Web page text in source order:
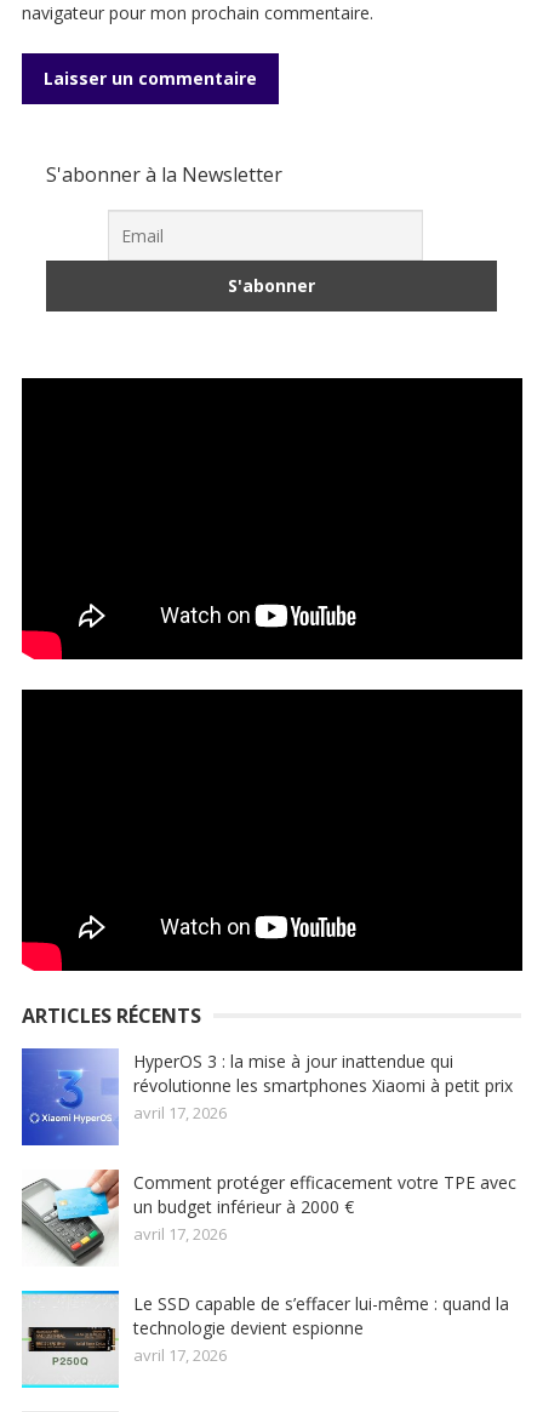
navigateur pour mon prochain commentaire.
S'abonner à la Newsletter
ARTICLES RÉCENTS
HyperOS 3 : la mise à jour inattendue qui
révolutionne les smartphones Xiaomi à petit prix
avril 17, 2026
Comment protéger efficacement votre TPE avec
un budget inférieur à 2000 €
avril 17, 2026
Le SSD capable de s’effacer lui-même : quand la
technologie devient espionne
avril 17, 2026